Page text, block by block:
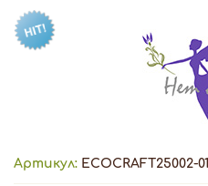
Артикул: ECOCRAFT25002-01